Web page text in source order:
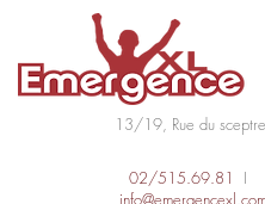
02/515.69.81
I
13/19, Rue du